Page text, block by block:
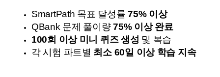
SmartPath 목표 달성률 75% 이상
QBank 문제 풀이량 75% 이상 완료
100회 이상 미니 퀴즈 생성 및 복습
각 시험 파트별 최소 60일 이상 학습 지속